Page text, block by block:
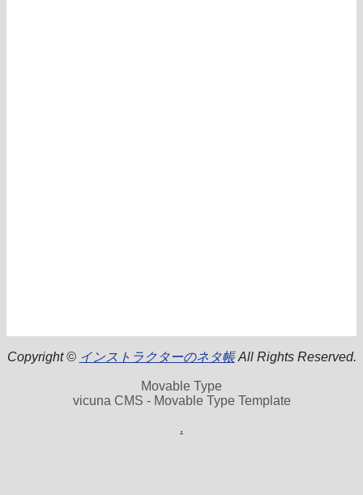
Copyright © インストラクターのネタ帳All Rights Reserved.
Movable Type
vicuna CMS - Movable Type Template
.